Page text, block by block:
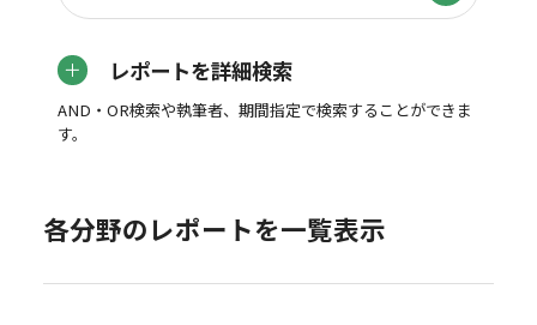
レポートを詳細検索
AND・OR検索や執筆者、期間指定で検索することができま
す。
各分野のレポートを一覧表示